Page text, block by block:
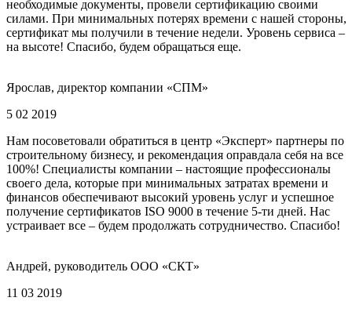
необходимые документы, провели сертификацию своими
силами. При минимальных потерях времени с нашей стороны,
сертификат мы получили в течение недели. Уровень сервиса –
на высоте! Спасибо, будем обращаться еще.
Ярослав, директор компании «СПМ»
5 02 2019
Нам посоветовали обратиться в центр «Эксперт» партнеры по
строительному бизнесу, и рекомендация оправдала себя на все
100%! Специалисты компании – настоящие профессионалы
своего дела, которые при минимальных затратах времени и
финансов обеспечивают высокий уровень услуг и успешное
получение сертификатов ISO 9000 в течение 5-ти дней. Нас
устраивает все – будем продолжать сотрудничество. Спасибо!
Андрей, руководитель ООО «СКТ»
11 03 2019